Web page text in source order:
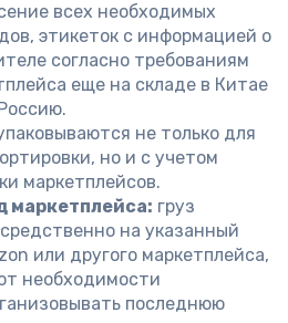
всех необходимых
этикеток с информацией о
согласно требованиям
еще на складе в Китае
не только для
но и с учетом
маркетплейсов.
маркетплейса: груз
на указанный
или другого маркетплейса,
необходимости
последнюю